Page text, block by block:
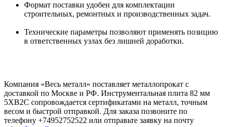
Формат поставки удобен для комплектации
строительных, ремонтных и производственных задач.
Технические параметры позволяют применять позицию
в ответственных узлах без лишней доработки.
Компания «Весь металл» поставляет металлопрокат с
доставкой по Москве и РФ. Инструментальная плита 82 мм
5ХВ2С сопровождается сертификатами на металл, точным
весом и быстрой отправкой. Для заказа позвоните по
телефону +74952752522 или отправьте заявку на почту